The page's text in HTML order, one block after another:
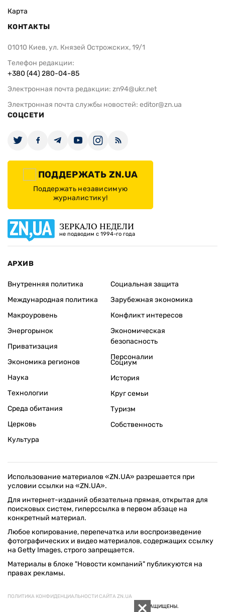
Карта
КОНТАКТЫ
01010 Киев, ул. Князей Острожских, 19/1
Телефон редакции:
+380 (44) 280-04-85
Электронная почта редакции: zn94@ukr.net
Электронная почта службы новостей: editor@zn.ua
СОЦСЕТИ
ПОДДЕРЖАТЬ ZN.UA
Поддержать независимую
журналистику!
ЗЕРКАЛО НЕДЕЛИ
не подводим с 1994-го года
АРХИВ
Внутренняя политика
Международная политика
Макроуровень
Энергорынок
Приватизация
Экономика регионов
Социальная защита
Зарубежная экономика
Конфликт интересов
Экономическая
безопасность
Персоналии
Наука
Технологии
Среда обитания
Церковь
Культура
Социум
История
Круг семьи
Туризм
Собственность
Использование материалов «ZN.UA» разрешается при
условии ссылки на «ZN.UA».
Для интернет-изданий обязательна прямая, открытая для
поисковых систем, гиперссылка в первом абзаце на
конкретный материал.
Любое копирование, перепечатка или воспроизведение
фотографических и видео материалов, содержащих ссылку
на Getty Images, строго запрещается.
Материалы в блоке "Новости компаний" публикуются на
правах рекламы.
ПОЛИТИКА КОНФИДЕНЦИАЛЬНОСТИ САЙТА ZN.UA
© 1994–2026 «ЗЕРКАЛО НЕДЕЛИ. УКРАИНА». ВСЕ ПРАВА ЗАЩИЩЕНЫ.